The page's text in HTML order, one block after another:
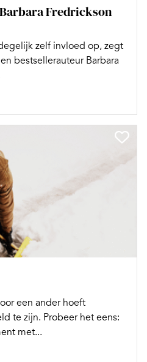
Fredrickson
zelf invloed op, zegt
bestsellerauteur Barbara
een ander hoeft
te zijn. Probeer het eens:
met...